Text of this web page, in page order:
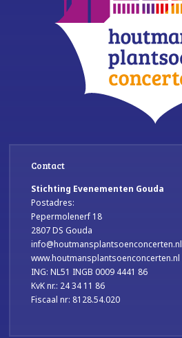
Contact
Stichting Evenementen Gouda
Postadres:
Pepermolenerf 18
2807 DS Gouda
info@houtmansplantsoenconcerten.nl
www.houtmansplantsoenconcerten.nl
ING: NL51 INGB 0009 4441 86
KvK nr.: 24 34 11 86
Fiscaal nr: 8128.54.020